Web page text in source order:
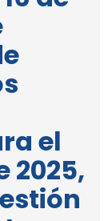
el
2025,